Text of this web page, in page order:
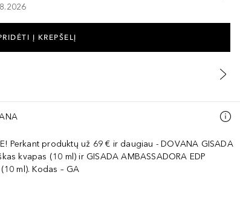
Į KREPŠELĮ
Perkant produktų už 69 € ir daugiau - DOVANA GISADA
kvapas (10 ml) ir GISADA AMBASSADORA EDP
ml). Kodas – GA